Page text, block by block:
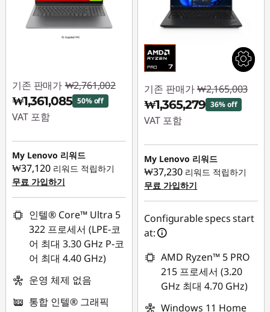
기존 판매가 ₩2,761,002
₩1,361,085 50% off
VAT 포함
즉시 할인: :-
₩1,399,917
My Lenovo 리워드
₩37,120 리워드 적립하기
무료 가입하기
인텔® Core™ Ultra 5
322 프로세서 (LPE-코
어 최대 3.30 GHz P-코
어 최대 4.40 GHz)
운영 체제 없음
통합 인텔® 그래픽
기존 판매가 ₩2,165,003
₩1,365,279 36% off
VAT 포함
즉시 할인: :-
₩799,724
My Lenovo 리워드
₩37,230 리워드 적립하기
무료 가입하기
Configurable specs start
at:
AMD Ryzen™ 5 PRO
215 프로세서 (3.20
GHz 최대 4.70 GHz)
Windows 11 Home